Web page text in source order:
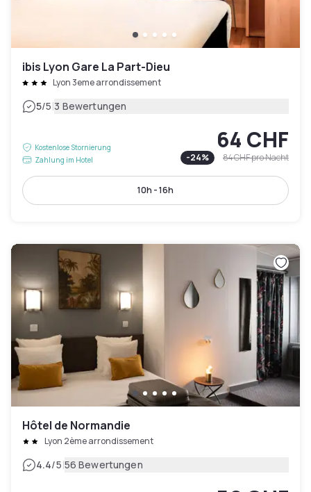
ibis Lyon Gare La Part-Dieu
Lyon 3eme arrondissement
5/5|3 Bewertungen
Kostenlose Stornierung
Zahlung im Hotel
64 CHF
-24% 84 CHFpro Nacht
10h - 16h
Hôtel de Normandie
Lyon 2ème arrondissement
4.4/5|56 Bewertungen